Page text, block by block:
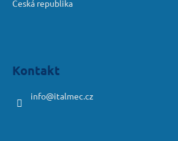
Česká republika
Kontakt
info@italmec.cz